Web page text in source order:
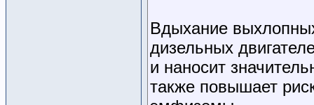
Вдыхание
дизельных
и наносит
также повышает